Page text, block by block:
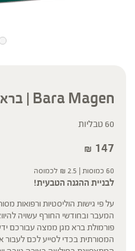
Bara Magen | ברא מגן (טבליות)
60 טבליות
₪ 147
60 כמוסות | ₪ 2.5 לכמוסה
לבניית ההגנה הטבעית!
על פי גישות הוליסטיות ורפואות
המעבר ובחודשי החורף עשויה
פורמולת ברא מגן ממצה עבורכם
המסורתית בכדי לסייע לכם